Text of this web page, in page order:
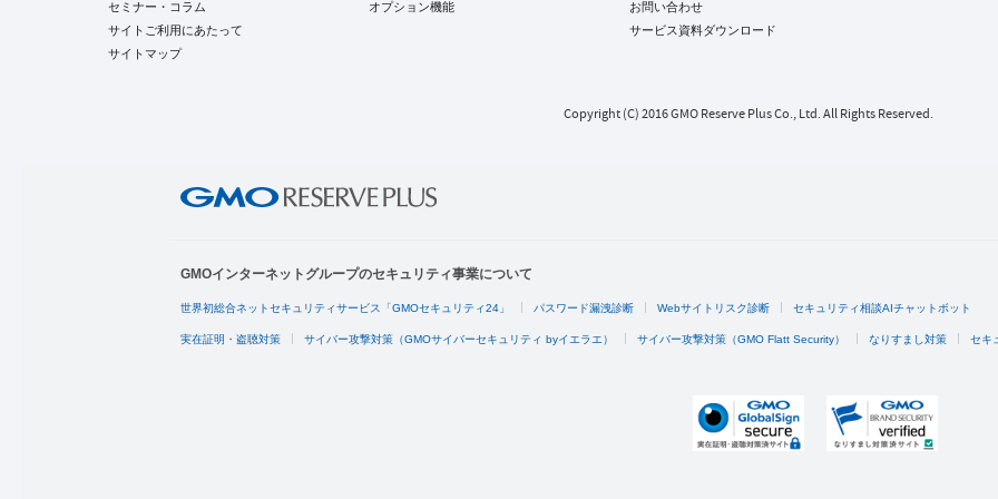
セミナー・コラム
サイトご利用にあたって
サイトマップ
オプション機能
お問い合わせ
サービス資料ダウンロード
Copyright (C) 2016 GMO Reserve Plus Co., Ltd. All Rights Reserved.
GMOインターネットグループのセキュリティ事業について
世界初総合ネットセキュリティサービス「GMOセキュリティ24」 パスワード漏洩診断 Webサイトリスク診断 セキュリティ相談AIチャットボット
実在証明・盗聴対策 サイバー攻撃対策（GMOサイバーセキュリティ byイエラエ） サイバー攻撃対策（GMO Flatt Security） なりすまし対策 セキ